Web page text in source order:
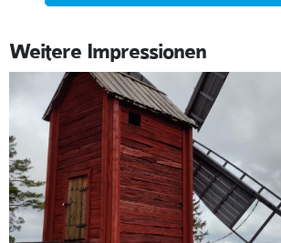
Weitere Impressionen